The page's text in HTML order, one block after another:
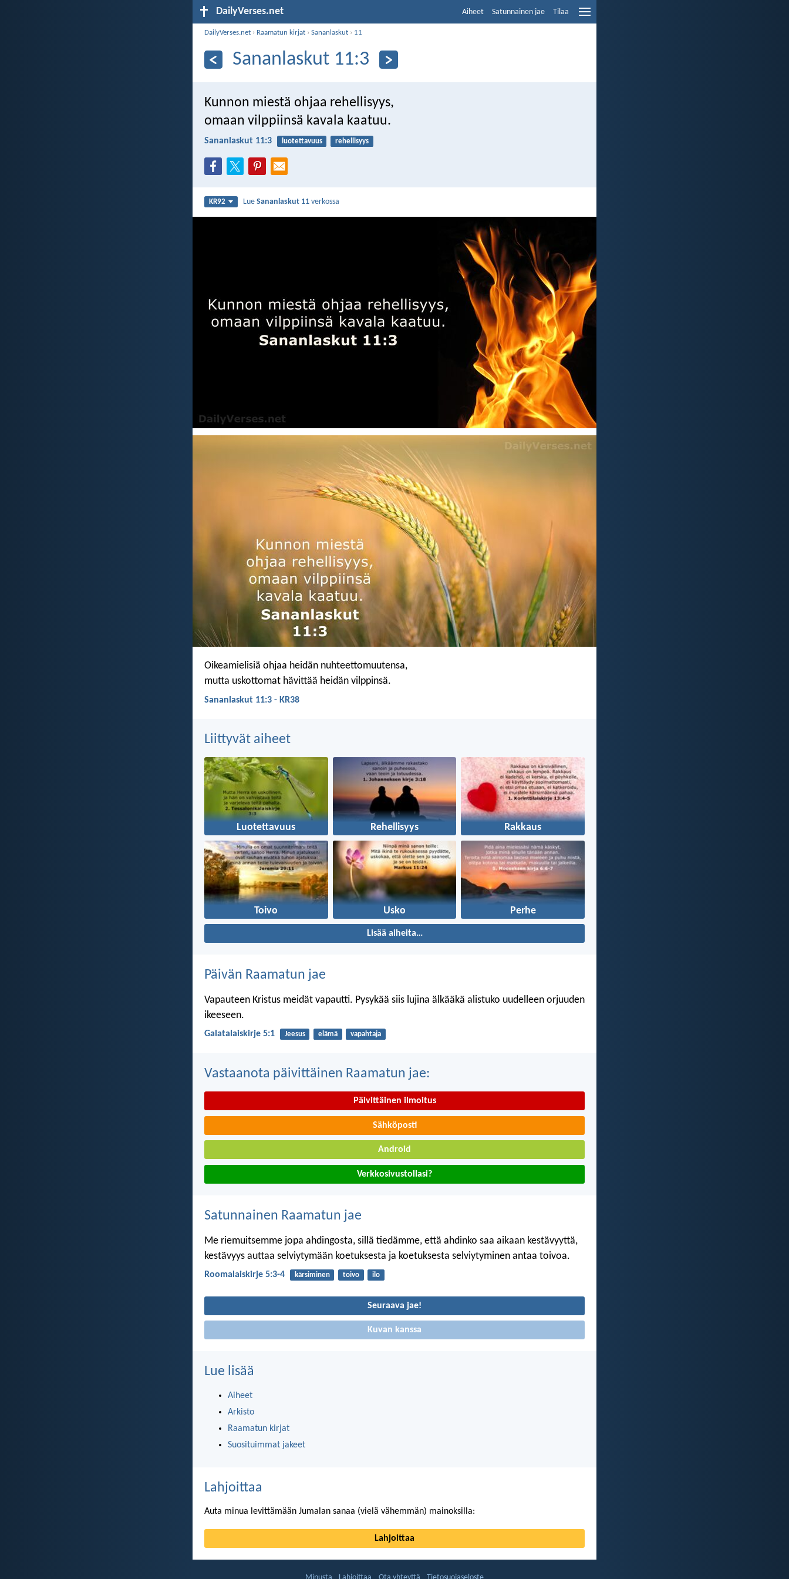
DailyVerses.net Aiheet Satunnainen jae Tilaa
DailyVerses.net › Raamatun kirjat ›Sananlaskut › 11
Sananlaskut 11:3
Kunnon miestä ohjaa rehellisyys,
omaan vilppiinsä kavala kaatuu.
Sananlaskut 11:3 luotettavuus rehellisyys
KR92 LueSananlaskut 11 verkossa
Oikeamielisiä ohjaa heidän nuhteettomuutensa,
mutta uskottomat hävittää heidän vilppinsä.
Sananlaskut 11:3 - KR38
Liittyvät aiheet
Luotettavuus Rehellisyys Rakkaus
Toivo Usko Perhe
Lisää aiheita…
Päivän Raamatun jae
Vapauteen Kristus meidät vapautti. Pysykää siis lujina älkääkä alistuko uudelleen orjuuden
ikeeseen.
Galatalaiskirje 5:1 Jeesus elämä vapahtaja
Vastaanota päivittäinen Raamatun jae:
Päivittäinen ilmoitus
Sähköposti
Android
Verkkosivustollasi?
Satunnainen Raamatun jae
Me riemuitsemme jopa ahdingosta, sillä tiedämme, että ahdinko saa aikaan kestävyyttä,
kestävyys auttaa selviytymään koetuksesta ja koetuksesta selviytyminen antaa toivoa.
Roomalaiskirje 5:3-4 kärsiminen toivo ilo
Seuraava jae!
Kuvan kanssa
Lue lisää
Aiheet
Arkisto
Raamatun kirjat
Suosituimmat jakeet
Lahjoittaa
Auta minua levittämään Jumalan sanaa (vielä vähemmän) mainoksilla:
Lahjoittaa